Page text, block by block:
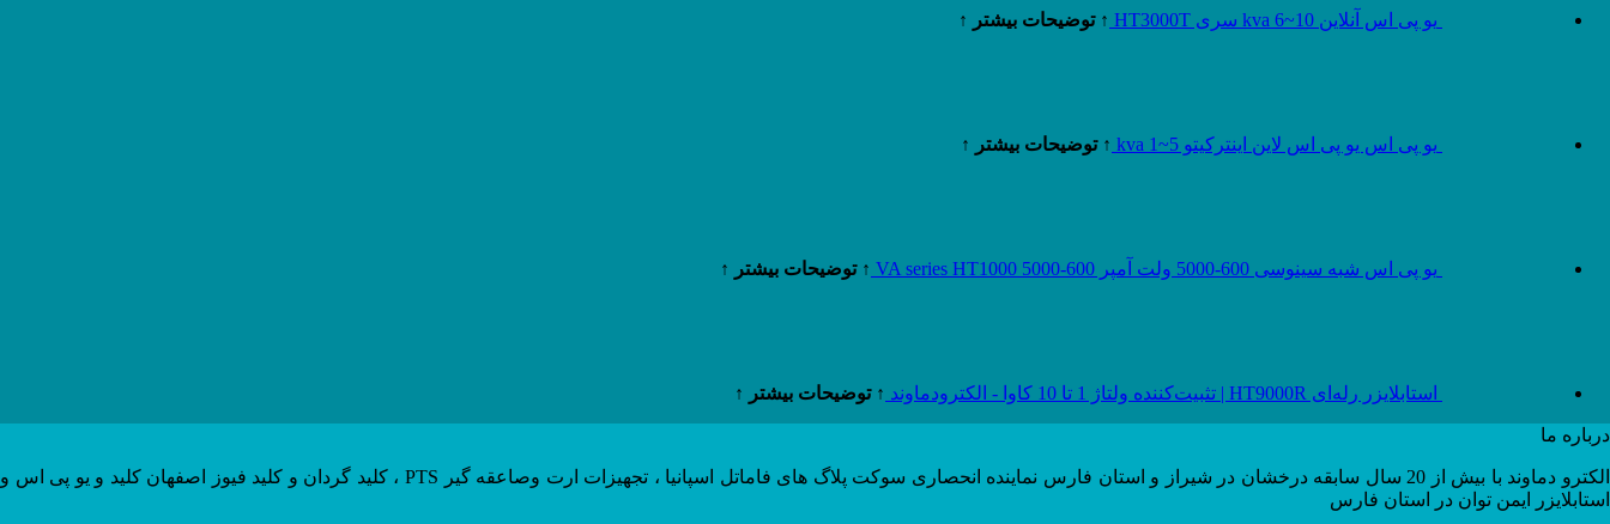
یو پی اس آنلاین 10~6 kva سری HT3000T ↑ توضیحات بیشتر ↑
یو پی اس یو پی اس لاین اینترکیتو 5~1 kva ↑ توضیحات بیشتر ↑
یو پی اس شبه سینوسی 600-5000 ولت آمپر 600-5000 VA series HT1000 ↑ توضیحات بیشتر ↑
استابلایزر رله‌ای HT9000R | تثبیت‌کننده ولتاژ 1 تا 10 کاوا - الکترودماوند ↑ توضیحات بیشتر ↑
درباره ما
الکترو دماوند با بیش از 20 سال سابقه درخشان در شیراز و استان فارس نماینده انحصاری سوکت پلاگ های فاماتل اسپانیا ، تجهیزات ارت وصاعقه گیر PTS ، کلید گردان و کلید فیوز اصفهان کلید و یو پی اس و
استابلایزر ایمن توان در استان فارس